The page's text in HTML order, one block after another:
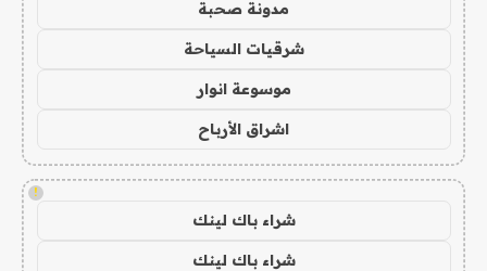
مدونة صحبة
شرقيات السياحة
موسوعة انوار
اشراق الأرباح
!
شراء باك لينك
شراء باك لينك